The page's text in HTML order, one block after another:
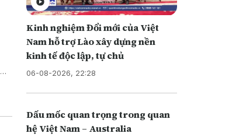
Kinh nghiệm Đổi mới của Việt
Nam hỗ trợ Lào xây dựng nền
kinh tế độc lập, tự chủ
06-08-2026, 22:28
Dấu mốc quan trọng trong quan
hệ Việt Nam – Australia